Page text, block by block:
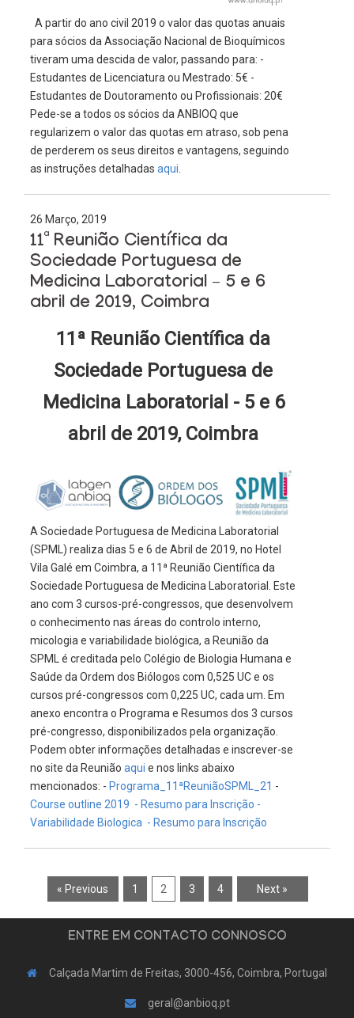
A partir do ano civil 2019 o valor das quotas anuais
para sócios da Associação Nacional de Bioquímicos
tiveram uma descida de valor, passando para: -
Estudantes de Licenciatura ou Mestrado: 5€ -
Estudantes de Doutoramento ou Profissionais: 20€
Pede-se a todos os sócios da ANBIOQ que
regularizem o valor das quotas em atraso, sob pena
de perderem os seus direitos e vantagens, seguindo
as instruções detalhadas aqui
26 Março, 2019
11ª Reunião Científica da
Sociedade Portuguesa de
Medicina Laboratorial – 5 e 6
abril de 2019, Coimbra
11ª Reunião Científica da
Sociedade Portuguesa de
Medicina Laboratorial - 5 e 6
abril de 2019, Coimbra
A Sociedade Portuguesa de Medicina Laboratorial
(SPML) realiza dias 5 e 6 de Abril de 2019, no Hotel
Vila Galé em Coimbra, a 11ª Reunião Científica da
Sociedade Portuguesa de Medicina Laboratorial. Este
ano com 3 cursos-pré-congressos, que desenvolvem
o conhecimento nas áreas do controlo interno,
micologia e variabilidade biológica, a Reunião da
SPML é creditada pelo Colégio de Biologia Humana e
Saúde da Ordem dos Biólogos com 0,525 UC e os
cursos pré-congressos com 0,225 UC, cada um. Em
anexo encontra o Programa e Resumos dos 3 cursos
pré-congresso, disponibilizados pela organização.
Podem obter informações detalhadas e inscrever-se
no site da Reunião aqui e nos links abaixo
mencionados: - Programa_11ªReuniãoSPML_21 -
Course outline 2019 - Resumo para Inscrição -
Variabilidade Biologica - Resumo para Inscrição
« Previous 1 2 3 4 Next »
ENTRE EM CONTACTO CONNOSCO
Calçada Martim de Freitas, 3000-456, Coimbra, Portugal
geral@anbioq.pt